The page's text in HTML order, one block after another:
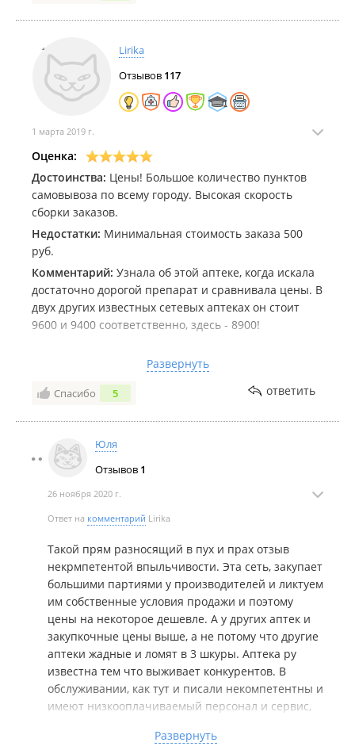
Lirika
Отзывов 117
1 марта 2019 г.
Оценка:
Достоинства: Цены! Большое количество пунктов
самовывоза по всему городу. Высокая скорость
сборки заказов.
Недостатки: Минимальная стоимость заказа 500
руб.
Комментарий: Узнала об этой аптеке, когда искала
достаточно дорогой препарат и сравнивала цены. В
двух других известных сетевых аптеках он стоит
9600 и 9400 соответственно, здесь - 8900!
На более недорогие лекарства разница в ценах
тоже значительная: то, что в других аптеках стоит
640 и 690, здесь 550, да элементарно растительные
возможных скидок за предзаказ/промокодов.
достаточно удобно. Первый заказ был готов и
доставлен в аптеку, как и рассчитывалось при
известили и по смс, и даже позвонили.
В общем, пока нареканий никаких нет, буду
пользоваться)
Развернуть
Спасибо 5 ответить
Юля
Отзывов 1
26 ноября 2020 г.
Ответ на комментарий Lirika
Такой прям разносящий в пух и прах отзыв
некрмпетентой впыльчивости. Эта сеть, закупает
большими партиями у производителей и ликтуем
им собственные условия продажи и поэтому
цены на некоторое дешевле. А у других аптек и
закупкочные цены выше, а не потому что другие
аптеки жадные и ломят в 3 шкуры. Аптека ру
известна тем что выживает конкурентов. В
обслуживании, как тут и писали некомпетентны и
имеют низкооплачиваемый персонал и сервис,
всем мирится. На русский народ.минимальная
Развернуть